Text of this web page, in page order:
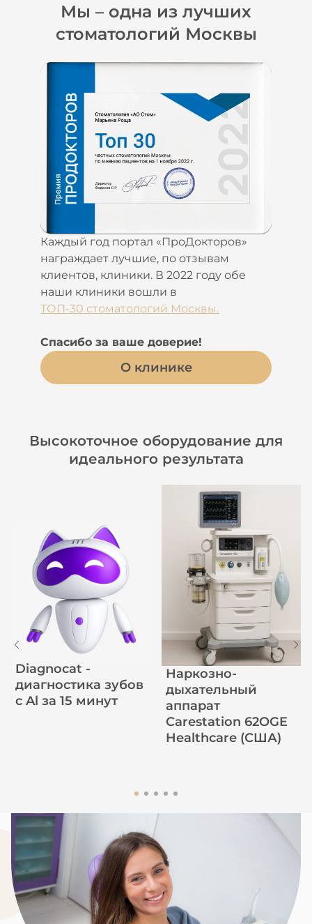
Мы – одна из лучших
стоматологий Москвы
Каждый год портал «ПроДокторов»
награждает лучшие, по отзывам
клиентов, клиники. В 2022 году обе
наши клиники вошли в
ТОП-30 стоматологий Москвы.
Спасибо за ваше доверие!
О клинике
Высокоточное оборудование для
идеального результата
Diagnocat -
диагностика зубов
с Al за 15 минут
Наркозно-
дыхательный
аппарат
Carestation 62OGE
Healthcare (США)